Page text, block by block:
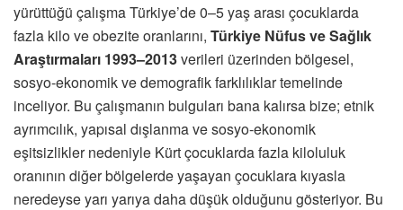
yürüttüğü çalışma Türkiye’de 0–5 yaş arası çocuklarda
fazla kilo ve obezite oranlarını, Türkiye Nüfus ve Sağlık
Araştırmaları 1993–2013verileri üzerinden bölgesel,
sosyo-ekonomik ve demografik farklılıklar temelinde
inceliyor. Bu çalışmanın bulguları bana kalırsa bize; etnik
ayrımcılık, yapısal dışlanma ve sosyo-ekonomik
eşitsizlikler nedeniyle Kürt çocuklarda fazla kiloluluk
oranının diğer bölgelerde yaşayan çocuklara kıyasla
neredeyse yarı yarıya daha düşük olduğunu gösteriyor. Bu